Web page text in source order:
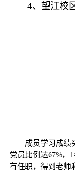
4、望江校
成员学习成绩
党员比例达67%， 1
有任职，得到老师